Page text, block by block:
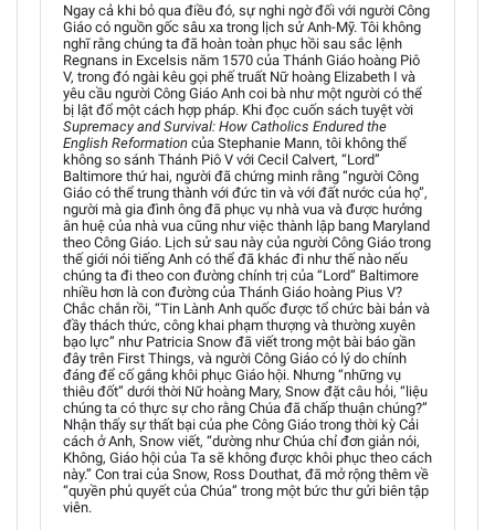
Ngay cả khi bỏ qua điều đó, sự nghi ngờ đối với người Công
Giáo có nguồn gốc sâu xa trong lịch sử Anh-Mỹ. Tôi không
nghĩ rằng chúng ta đã hoàn toàn phục hồi sau sắc lệnh
Regnans in Excelsis năm 1570 của Thánh Giáo hoàng Piô
V, trong đó ngài kêu gọi phế truất Nữ hoàng Elizabeth I và
yêu cầu người Công Giáo Anh coi bà như một người có thể
bị lật đổ một cách hợp pháp. Khi đọc cuốn sách tuyệt vời
Supremacy and Survival: How Catholics Endured the
English Reformation của Stephanie Mann, tôi không thể
không so sánh Thánh Piô V với Cecil Calvert, “Lord”
Baltimore thứ hai, người đã chứng minh rằng “người Công
Giáo có thể trung thành với đức tin và với đất nước của họ”,
người mà gia đình ông đã phục vụ nhà vua và được hưởng
ân huệ của nhà vua cũng như việc thành lập bang Maryland
theo Công Giáo. Lịch sử sau này của người Công Giáo trong
thế giới nói tiếng Anh có thể đã khác đi như thế nào nếu
chúng ta đi theo con đường chính trị của “Lord” Baltimore
nhiều hơn là con đường của Thánh Giáo hoàng Pius V?
Chắc chắn rồi, “Tin Lành Anh quốc được tổ chức bài bản và
đầy thách thức, công khai phạm thượng và thường xuyên
bạo lực” như Patricia Snow đã viết trong một bài báo gần
đây trên First Things, và người Công Giáo có lý do chính
đáng để cố gắng khôi phục Giáo hội. Nhưng “những vụ
thiêu đốt” dưới thời Nữ hoàng Mary, Snow đặt câu hỏi, “liệu
chúng ta có thực sự cho rằng Chúa đã chấp thuận chúng?”
Nhận thấy sự thất bại của phe Công Giáo trong thời kỳ Cải
cách ở Anh, Snow viết, “dường như Chúa chỉ đơn giản nói,
Không, Giáo hội của Ta sẽ không được khôi phục theo cách
này.” Con trai của Snow, Ross Douthat, đã mở rộng thêm về
“quyền phủ quyết của Chúa” trong một bức thư gửi biên tập
viên.